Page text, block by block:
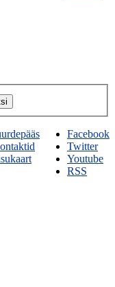
Facebook
Twitter
Youtube
RSS